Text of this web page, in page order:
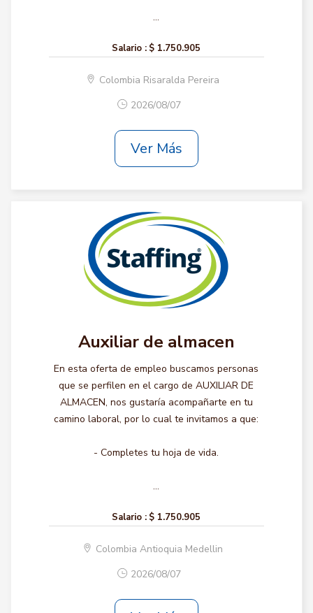
...
Salario : $ 1.750.905
Colombia Risaralda Pereira
2026/08/07
Ver Más
Auxiliar de almacen
En esta oferta de empleo buscamos personas
que se perfilen en el cargo de AUXILIAR DE
ALMACEN, nos gustaría acompañarte en tu
camino laboral, por lo cual te invitamos a que:
- Completes tu hoja de vida.
...
Salario : $ 1.750.905
Colombia Antioquia Medellin
2026/08/07